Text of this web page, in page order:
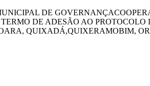
DE
DE ADESÃO AO
QUIXADÁ,QUIXERAMOBIM,